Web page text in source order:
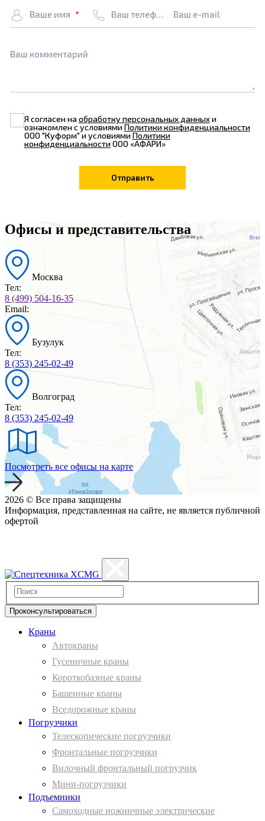
Ваше имя Ваш телефон Ваш e-mail
Ваш комментарий
Я согласен наобработку персональных данныхи
ознакомлен с условиямиПолитики конфиденциальности
ООО "Куформ" и условиямиПолитики
конфиденциальностиООО «АФАРИ»
Офисы и представительства
Москва
Тел:
8 (499) 504-16-35
Email:
Бузулук
Тел:
8 (353) 245-02-49
Волгоград
Тел:
8 (353) 245-02-49
Посмотреть все офисы на карте
2026 © Все права защищены
Информация, представленная на сайте, не является публичной
офертой
Проконсультироваться
Краны
Автокраны
Гусеничные краны
Короткобазные краны
Башенные краны
Вcедорожные краны
Погрузчики
Телескопические погрузчики
Фронтальные погрузчики
Вилочный фронтальный погрузчик
Мини-погрузчики
Подъемники
Самоходные ножничные электрические